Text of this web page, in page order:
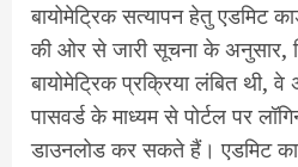
बायोमेट्रिक सत्यापन हेतु एडमिट
की ओर से जारी सूचना के अनुसार,
बायोमेट्रिक प्रक्रिया लंबित
पासवर्ड के माध्यम से पोर्टल पर
डाउनलोड कर सकते हैं। एडमिट